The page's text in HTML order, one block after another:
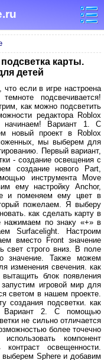
карты.
детей
если в игре настроена
подсвечивается!
как можно подсветить
редактора Roblox
начинаем! Вариант 1. С
новый проект в Roblox
мы выберем для
Первый вариант,
- создание освещения с
создание нового Part,
инструмента Move
ему настройку Anchor,
и поменяем ему цвет в
пожелаем. Я выберу
как сделать карту в
нажимаем по знаку «+» в
Surfacelight. Настроим
вместо Front значение
свет строго вниз. В поле
значение. Также можем
изменения свечения. как
блок появления
игровой мир для
светом в нашем проекте.
создания подсветки. как
Вариант 2. С помощью
не сильно отличается
более точечно
компонент
освещенности.
Sphere и добавим